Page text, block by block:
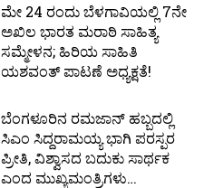
ಮೇ 24 ರಂದು ಬೆಳಗಾವಿಯಲ್ಲಿ 7ನೇ
ಅಖಿಲ ಭಾರತ ಮರಾಠಿ ಸಾಹಿತ್ಯ
ಸಮ್ಮೇಳನ; ಹಿರಿಯ ಸಾಹಿತಿ
ಯಶವಂತ್ ಪಾಟಣೆ ಅಧ್ಯಕ್ಷತೆ!
ಬೆಂಗಳೂರಿನ ರಮಜಾನ್ ಹಬ್ಬದಲ್ಲಿ
ಸಿಎಂ ಸಿದ್ದರಾಮಯ್ಯ ಭಾಗಿ ಪರಸ್ಪರ
ಪ್ರೀತಿ, ವಿಶ್ವಾಸದ ಬದುಕು ಸಾರ್ಥಕ
ಎಂದ ಮುಖ್ಯಮಂತ್ರಿಗಳು…